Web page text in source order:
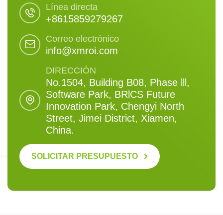
Línea directa
+8615859279267
Correo electrónico
info@xmroi.com
DIRECCIÓN
No.1504, Building B08, Phase lll,
Software Park, BRlCS Future
Innovation Park, Chengyi North
Street, Jimei District, Xiamen,
China.
SOLICITAR PRESUPUESTO